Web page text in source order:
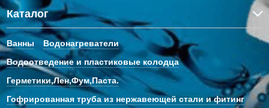
Каталог
Ванны
Водонагреватели
Водоотведение и пластиковые колодца
Герметики,Лен,Фум,Паста.
Гофрированная труба из нержавеющей стали и фитинг